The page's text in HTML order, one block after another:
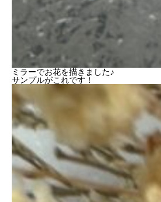
ミラーでお花を描きました♪
サンプルがこれです！